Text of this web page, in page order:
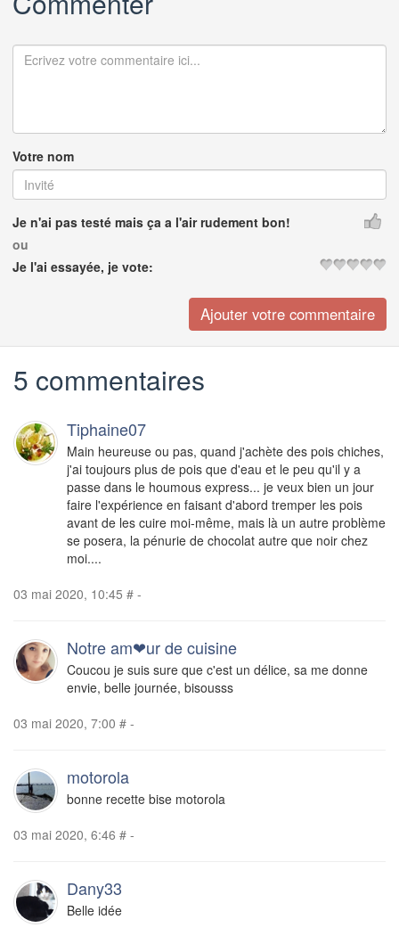
Votre nom
Je n'ai pas testé mais ça a l'air rudement bon!
ou
Je l'ai essayée, je vote:
5 commentaires
Tiphaine07
Main heureuse ou pas, quand j'achète des pois chiches,
j'ai toujours plus de pois que d'eau et le peu qu'il y a
passe dans le houmous express... je veux bien un jour
faire l'expérience en faisant d'abord tremper les pois
avant de les cuire moi-même, mais là un autre problème
se posera, la pénurie de chocolat autre que noir chez
moi....
03 mai 2020, 10:45 # -
Notre am❤ur de cuisine
Coucou je suis sure que c'est un délice, sa me donne
envie, belle journée, bisousss
03 mai 2020, 7:00 # -
motorola
bonne recette bise motorola
03 mai 2020, 6:46 # -
Dany33
Belle idée